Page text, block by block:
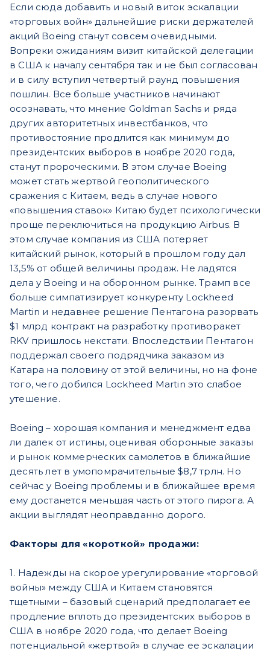
Если сюда добавить и новый виток эскалации
«торговых войн» дальнейшие риски держателей
акций Boeing станут совсем очевидными.
Вопреки ожиданиям визит китайской делегации
в США к началу сентября так и не был согласован
и в силу вступил четвертый раунд повышения
пошлин. Все больше участников начинают
осознавать, что мнение Goldman Sachs и ряда
других авторитетных инвестбанков, что
противостояние продлится как минимум до
президентских выборов в ноябре 2020 года,
станут пророческими. В этом случае Boeing
может стать жертвой геополитического
сражения с Китаем, ведь в случае нового
«повышения ставок» Китаю будет психологически
проще переключиться на продукцию Airbus. В
этом случае компания из США потеряет
китайский рынок, который в прошлом году дал
13,5% от общей величины продаж. Не ладятся
дела у Boeing и на оборонном рынке. Трамп все
больше симпатизирует конкуренту Lockheed
Martin и недавнее решение Пентагона разорвать
$1 млрд контракт на разработку противоракет
RKV пришлось некстати. Впоследствии Пентагон
поддержал своего подрядчика заказом из
Катара на половину от этой величины, но на фоне
того, чего добился Lockheed Martin это слабое
утешение.
Boeing – хорошая компания и менеджмент едва
ли далек от истины, оценивая оборонные заказы
и рынок коммерческих самолетов в ближайшие
десять лет в умопомрачительные $8,7 трлн. Но
сейчас у Boeing проблемы и в ближайшее время
ему достанется меньшая часть от этого пирога. А
акции выглядят неоправданно дорого.
Факторы для «короткой» продажи:
1. Надежды на скорое урегулирование «торговой
войны» между США и Китаем становятся
тщетными – базовый сценарий предполагает ее
продление вплоть до президентских выборов в
США в ноябре 2020 года, что делает Boeing
потенциальной «жертвой» в случае ее эскалации